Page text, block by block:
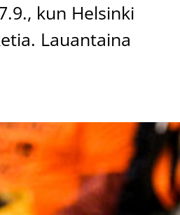
kun Helsinki
Lauantaina